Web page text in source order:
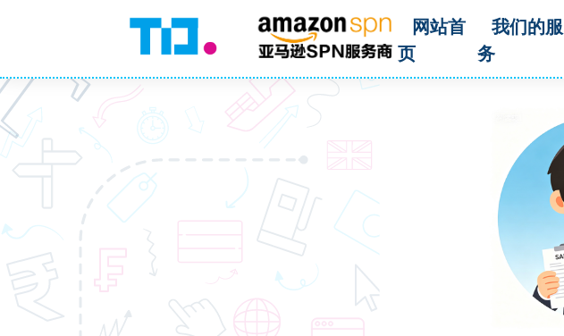
网站首
页
我们的服
务